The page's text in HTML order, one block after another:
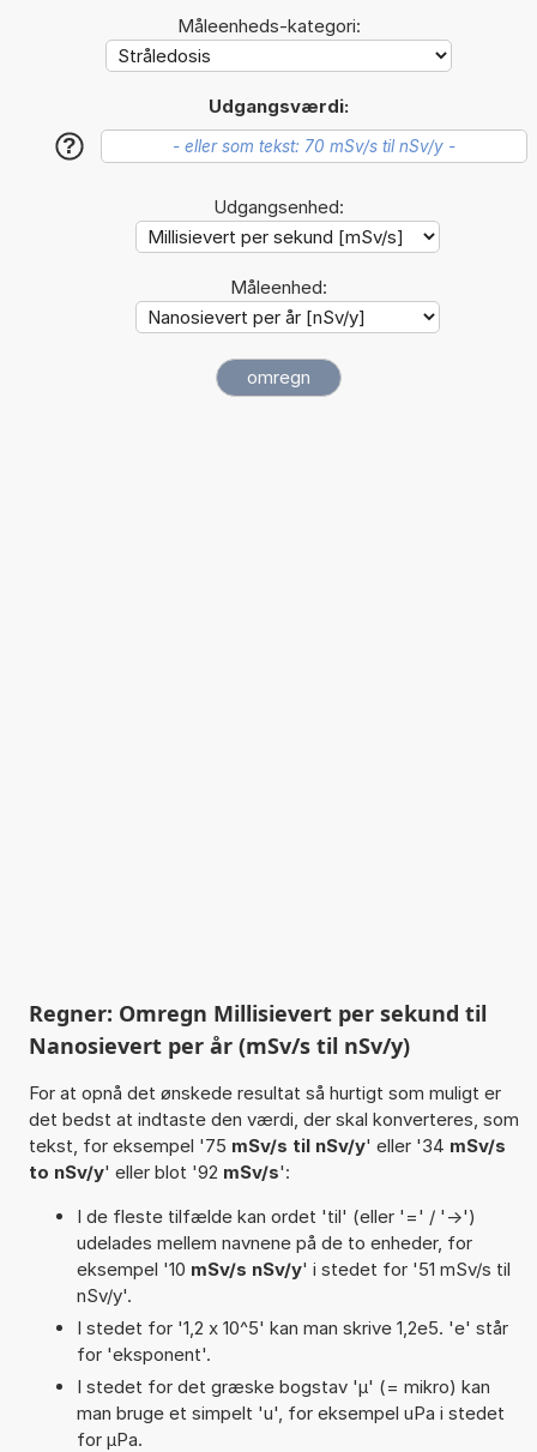
Måleenheds-kategori:
Udgangsværdi:
?
Udgangsenhed:
Måleenhed:
Regner: Omregn Millisievert per sekund til
Nanosievert per år (mSv/s til nSv/y)
For at opnå det ønskede resultat så hurtigt som muligt er
det bedst at indtaste den værdi, der skal konverteres, som
tekst, for eksempel '75 mSv/s til nSv/y' eller '34 mSv/s
to nSv/y' eller blot '92 mSv/s':
I de fleste tilfælde kan ordet 'til' (eller '=' / '->')
udelades mellem navnene på de to enheder, for
eksempel '10 mSv/s nSv/y' i stedet for '51 mSv/s til
nSv/y'.
I stedet for '1,2 x 10^5' kan man skrive 1,2e5. 'e' står
for 'eksponent'.
I stedet for det græske bogstav 'µ' (= mikro) kan
man bruge et simpelt 'u', for eksempel uPa i stedet
for µPa.